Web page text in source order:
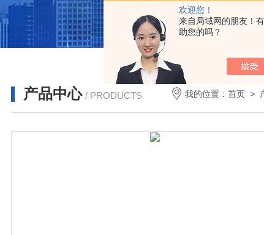
欢迎您！
来自局域网的朋友！
助您的吗？
产品中心 / PRODUCTS 我的位置： 首页 >